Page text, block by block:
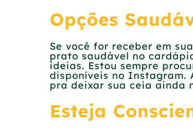
Opções
Se você for receber em
prato saudável no
ideias. Estou sempre
disponíveis no Instagram.
pra deixar sua ceia ainda
Esteja